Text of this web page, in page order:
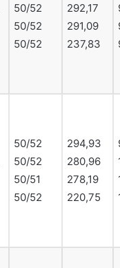
50/52
50/52
50/52
292,17
291,09
237,83
50/52
50/52
50/51
50/52
294,93
280,96
278,19
220,75